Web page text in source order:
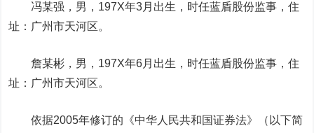
冯某强，男，197X年3月出生，时任蓝盾股份监事，住
址：广州市天河区。
詹某彬，男，197X年6月出生，时任蓝盾股份监事，住
址：广州市天河区。
依据2005年修订的《中华人民共和国证券法》（以下简